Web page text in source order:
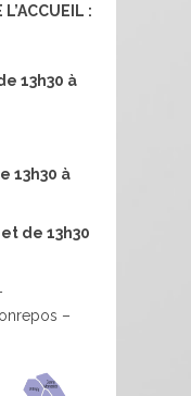
:
13h30 à
13h30 à
de 13h30
–